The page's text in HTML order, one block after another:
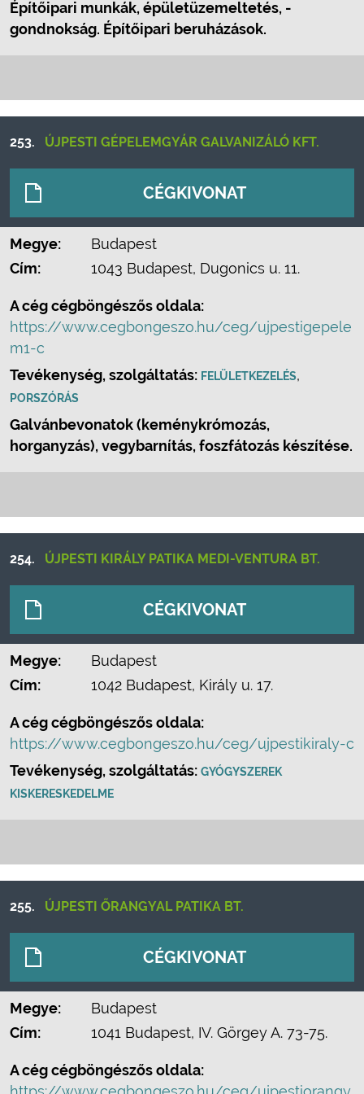
Építőipari munkák, épületüzemeltetés, -
gondnokság. Építőipari beruházások.
253. ÚJPESTI GÉPELEMGYÁR GALVANIZÁLÓ KFT.
CÉGKIVONAT
Megye:
Budapest
Cím:
1043 Budapest, Dugonics u. 11.
A cég cégböngészős oldala:
https://www.cegbongeszo.hu/ceg/ujpestigepele
m1-c
Tevékenység, szolgáltatás: FELÜLETKEZELÉS,
PORSZÓRÁS
Galvánbevonatok (keménykrómozás,
horganyzás), vegybarnítás, foszfátozás készítése.
254. ÚJPESTI KIRÁLY PATIKA MEDI-VENTURA BT.
CÉGKIVONAT
Megye:
Budapest
Cím:
1042 Budapest, Király u. 17.
A cég cégböngészős oldala:
https://www.cegbongeszo.hu/ceg/ujpestikiraly-c
Tevékenység, szolgáltatás: GYÓGYSZEREK
KISKERESKEDELME
255. ÚJPESTI ŐRANGYAL PATIKA BT.
CÉGKIVONAT
Megye:
Budapest
Cím:
1041 Budapest, IV. Görgey A. 73-75.
A cég cégböngészős oldala: